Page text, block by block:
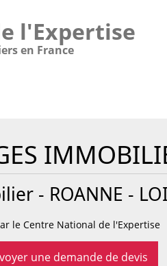
l'Expertise
en France
- ROANNE -
le Centre National de l'Expertise
une demande de devis